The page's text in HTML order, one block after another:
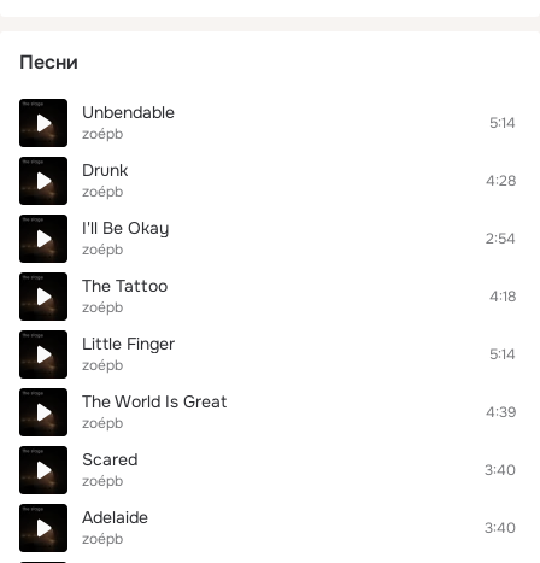
Песни
Unbendable
zoépb
5:14
Drunk
zoépb
4:28
I'll Be Okay
zoépb
2:54
The Tattoo
zoépb
4:18
Little Finger
zoépb
5:14
The World Is Great
zoépb
4:39
Scared
zoépb
3:40
Adelaide
zoépb
3:40